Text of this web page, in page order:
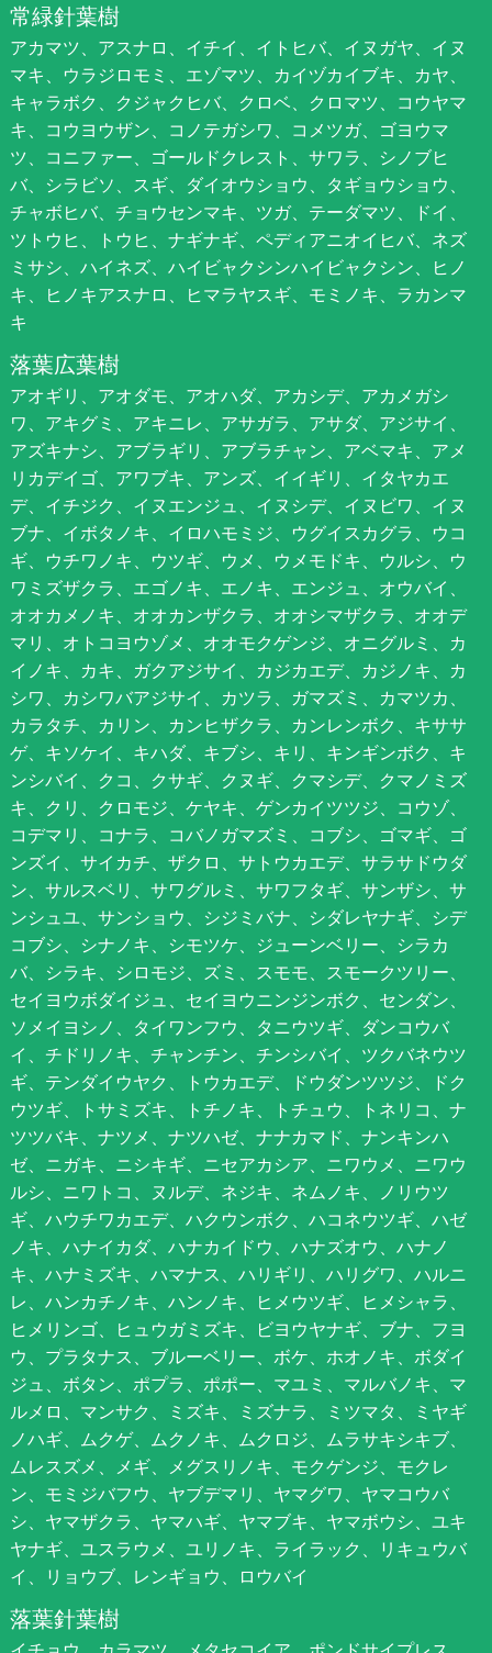
常緑針葉樹
アカマツ、アスナロ、イチイ、イトヒバ、イヌガヤ、イヌ
マキ、ウラジロモミ、エゾマツ、カイヅカイブキ、カヤ、
キャラボク、クジャクヒバ、クロベ、クロマツ、コウヤマ
キ、コウヨウザン、コノテガシワ、コメツガ、ゴヨウマ
ツ、コニファー、ゴールドクレスト、サワラ、シノブヒ
バ、シラビソ、スギ、ダイオウショウ、タギョウショウ、
チャボヒバ、チョウセンマキ、ツガ、テーダマツ、ドイ、
ツトウヒ、トウヒ、ナギナギ、ペディアニオイヒバ、ネズ
ミサシ、ハイネズ、ハイビャクシンハイビャクシン、ヒノ
キ、ヒノキアスナロ、ヒマラヤスギ、モミノキ、ラカンマ
キ
落葉広葉樹
アオギリ、アオダモ、アオハダ、アカシデ、アカメガシ
ワ、アキグミ、アキニレ、アサガラ、アサダ、アジサイ、
アズキナシ、アブラギリ、アブラチャン、アベマキ、アメ
リカデイゴ、アワブキ、アンズ、イイギリ、イタヤカエ
デ、イチジク、イヌエンジュ、イヌシデ、イヌビワ、イヌ
ブナ、イボタノキ、イロハモミジ、ウグイスカグラ、ウコ
ギ、ウチワノキ、ウツギ、ウメ、ウメモドキ、ウルシ、ウ
ワミズザクラ、エゴノキ、エノキ、エンジュ、オウバイ、
オオカメノキ、オオカンザクラ、オオシマザクラ、オオデ
マリ、オトコヨウゾメ、オオモクゲンジ、オニグルミ、カ
イノキ、カキ、ガクアジサイ、カジカエデ、カジノキ、カ
シワ、カシワバアジサイ、カツラ、ガマズミ、カマツカ、
カラタチ、カリン、カンヒザクラ、カンレンボク、キササ
ゲ、キソケイ、キハダ、キブシ、キリ、キンギンボク、キ
ンシバイ、クコ、クサギ、クヌギ、クマシデ、クマノミズ
キ、クリ、クロモジ、ケヤキ、ゲンカイツツジ、コウゾ、
コデマリ、コナラ、コバノガマズミ、コブシ、ゴマギ、ゴ
ンズイ、サイカチ、ザクロ、サトウカエデ、サラサドウダ
ン、サルスベリ、サワグルミ、サワフタギ、サンザシ、サ
ンシュユ、サンショウ、シジミバナ、シダレヤナギ、シデ
コブシ、シナノキ、シモツケ、ジューンベリー、シラカ
バ、シラキ、シロモジ、ズミ、スモモ、スモークツリー、
セイヨウボダイジュ、セイヨウニンジンボク、センダン、
ソメイヨシノ、タイワンフウ、タニウツギ、ダンコウバ
イ、チドリノキ、チャンチン、チンシバイ、ツクバネウツ
ギ、テンダイウヤク、トウカエデ、ドウダンツツジ、ドク
ウツギ、トサミズキ、トチノキ、トチュウ、トネリコ、ナ
ツツバキ、ナツメ、ナツハゼ、ナナカマド、ナンキンハ
ゼ、ニガキ、ニシキギ、ニセアカシア、ニワウメ、ニワウ
ルシ、ニワトコ、ヌルデ、ネジキ、ネムノキ、ノリウツ
ギ、ハウチワカエデ、ハクウンボク、ハコネウツギ、ハゼ
ノキ、ハナイカダ、ハナカイドウ、ハナズオウ、ハナノ
キ、ハナミズキ、ハマナス、ハリギリ、ハリグワ、ハルニ
レ、ハンカチノキ、ハンノキ、ヒメウツギ、ヒメシャラ、
ヒメリンゴ、ヒュウガミズキ、ビヨウヤナギ、ブナ、フヨ
ウ、プラタナス、ブルーベリー、ボケ、ホオノキ、ボダイ
ジュ、ボタン、ポプラ、ポポー、マユミ、マルバノキ、マ
ルメロ、マンサク、ミズキ、ミズナラ、ミツマタ、ミヤギ
ノハギ、ムクゲ、ムクノキ、ムクロジ、ムラサキシキブ、
ムレスズメ、メギ、メグスリノキ、モクゲンジ、モクレ
ン、モミジバフウ、ヤブデマリ、ヤマグワ、ヤマコウバ
シ、ヤマザクラ、ヤマハギ、ヤマブキ、ヤマボウシ、ユキ
ヤナギ、ユスラウメ、ユリノキ、ライラック、リキュウバ
イ、リョウブ、レンギョウ、ロウバイ
落葉針葉樹